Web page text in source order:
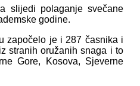
slijedi polaganje svečane
godine.
započelo je i 287 časnika i
stranih oružanih snaga i to
Gore, Kosova, Sjeverne